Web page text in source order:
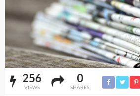
256
VIEWS
0
SHARES